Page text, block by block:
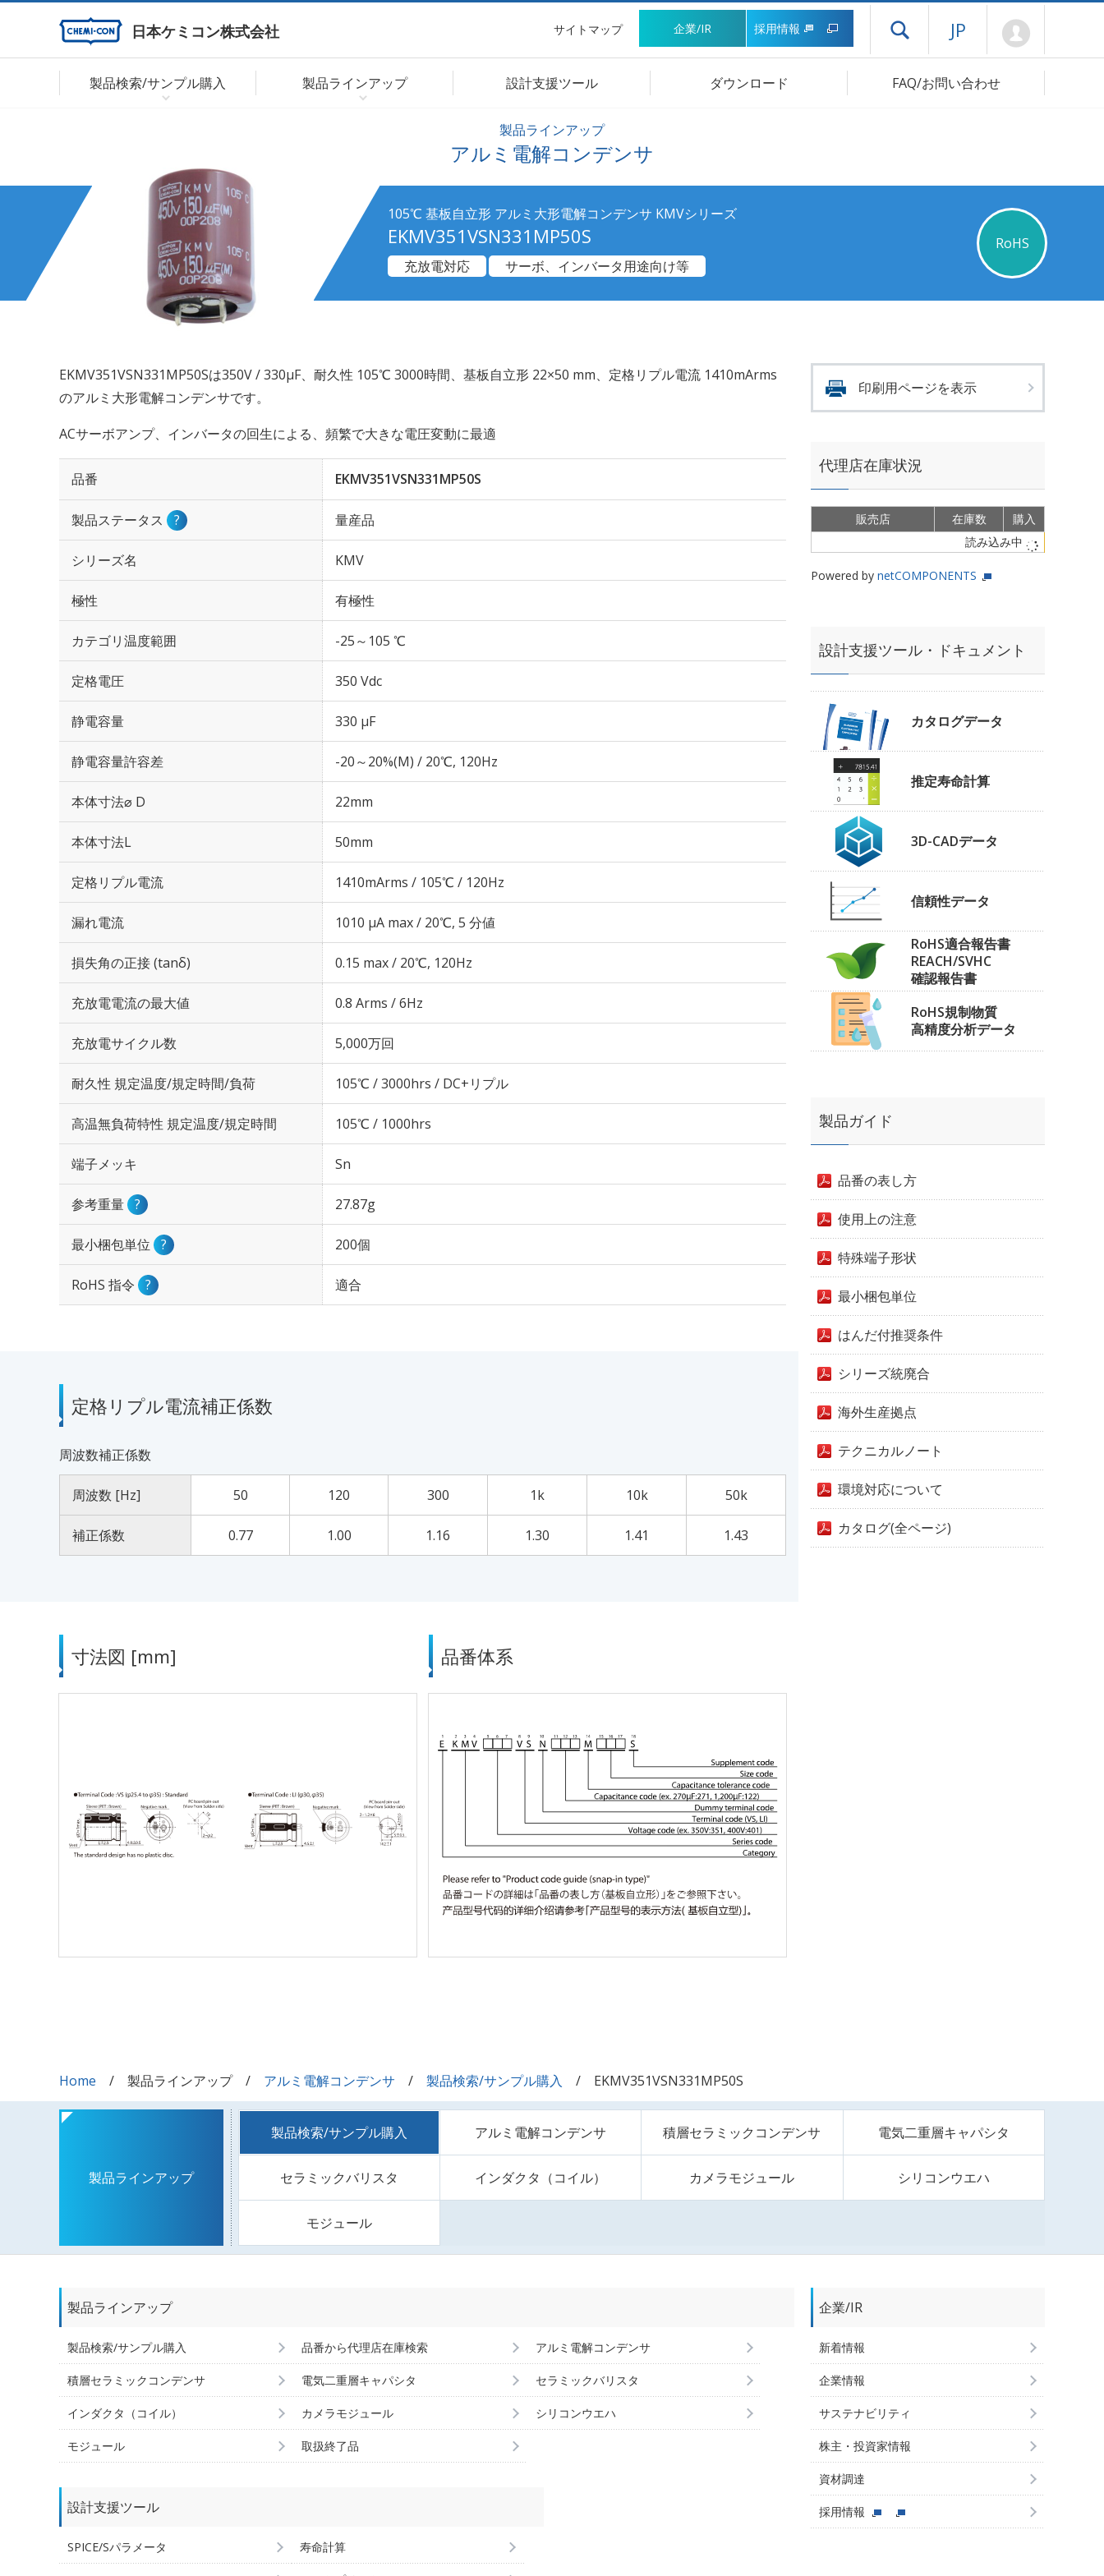
日本ケミコン株式会社 サイトマップ 企業/IR 採用情報 ドロワーメニューを開く
JP
製品検索/サンプル購入 製品ラインアップ 設計支援ツール ダウンロード FAQ/お問い合わせ
製品ラインアップ
アルミ電解コンデンサ
105℃ 基板自立形 アルミ大形電解コンデンサ KMVシリーズ
EKMV351VSN331MP50S
RoHS
充放電対応
サーボ、インバータ用途向け等
EKMV351VSN331MP50Sは350V / 330µF、耐久性 105℃ 3000時間、基板自立形 22×50 mm、定格リプル電流 1410mArms
のアルミ大形電解コンデンサです。
ACサーボアンプ、インバータの回生による、頻繁で大きな電圧変動に最適
品番 EKMV351VSN331MP50S
製品ステータス ? 量産品
シリーズ名 KMV
極性 有極性
カテゴリ温度範囲 -25～105 ℃
定格電圧 350 Vdc
静電容量 330 µF
静電容量許容差 -20～20%(M) / 20℃, 120Hz
本体寸法⌀ D 22mm
本体寸法L 50mm
定格リプル電流 1410mArms / 105℃ / 120Hz
漏れ電流 1010 μA max / 20℃, 5 分値
損失角の正接 (tanδ) 0.15 max / 20℃, 120Hz
充放電電流の最大値 0.8 Arms / 6Hz
充放電サイクル数 5,000万回
耐久性 規定温度/規定時間/負荷 105℃ / 3000hrs / DC+リプル
高温無負荷特性 規定温度/規定時間 105℃ / 1000hrs
端子メッキ Sn
参考重量 ? 27.87g
最小梱包単位 ? 200個
RoHS 指令 ? 適合
定格リプル電流補正係数
周波数補正係数
周波数 [Hz] 50 120 300 1k 10k 50k
補正係数 0.77 1.00 1.16 1.30 1.41 1.43
寸法図 [mm] 品番体系
印刷用ページを表示
代理店在庫状況
販売店 在庫数
購入
読み込み中
Powered by netCOMPONENTS
設計支援ツール・ドキュメント
カタログデータ
推定寿命計算
3D-CADデータ
信頼性データ
RoHS適合報告書
REACH/SVHC
確認報告書
RoHS規制物質
高精度分析データ
製品ガイド
品番の表し方
使用上の注意
特殊端子形状
最小梱包単位
はんだ付推奨条件
シリーズ統廃合
海外生産拠点
テクニカルノート
環境対応について
カタログ(全ページ)
Home 製品ラインアップ アルミ電解コンデンサ 製品検索/サンプル購入 EKMV351VSN331MP50S
製品ラインアップ
製品検索/サンプル購入 アルミ電解コンデンサ 積層セラミックコンデンサ 電気二重層キャパシタ
セラミックバリスタ インダクタ（コイル） カメラモジュール シリコンウエハ
モジュール
製品ラインアップ
製品検索/サンプル購入 品番から代理店在庫検索 アルミ電解コンデンサ
積層セラミックコンデンサ 電気二重層キャパシタ セラミックバリスタ
インダクタ（コイル） カメラモジュール シリコンウエハ
モジュール 取扱終了品
設計支援ツール
SPICE/Sパラメータ 寿命計算
企業/IR
新着情報
企業情報
サステナビリティ
株主・投資家情報
資材調達
採用情報